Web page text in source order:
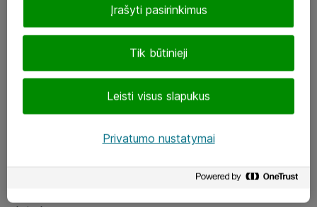
LinkedIn
Tik būtinieji
Leisti visus slapukus
Įrašyti pasirinkimus
Privatumo nustatymai